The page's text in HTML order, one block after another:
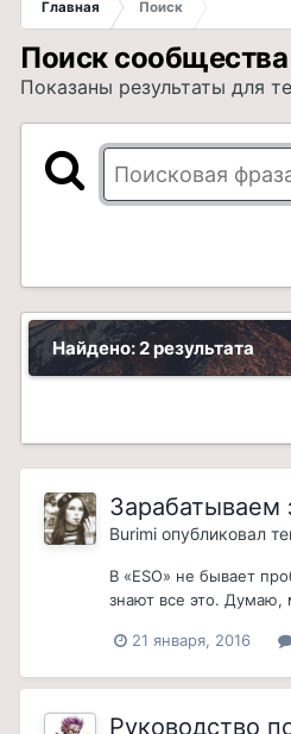
Главная
Поиск
Поиск сообщества
Показаны результаты для
Найдено: 2 результата
Зарабатываем
Burimi опубликовал
В «ESO» не бывает
знают все это. Думаю,
21 января, 2016
Руководство